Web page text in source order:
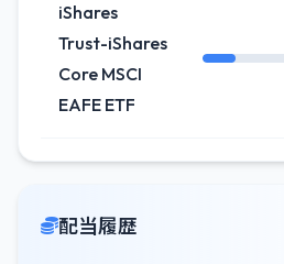
iShares
Trust-iShares
Core MSCI
EAFE ETF
配当履歴